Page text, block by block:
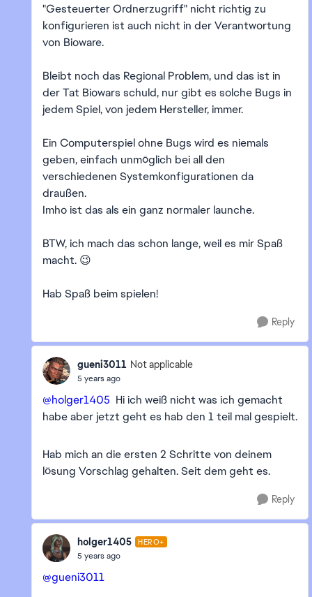
"Gesteuerter Ordnerzugriff" nicht richtig zu
konfigurieren ist auch nicht in der Verantwortung
von Bioware.
Bleibt noch das Regional Problem, und das ist in
der Tat Biowars schuld, nur gibt es solche Bugs in
jedem Spiel, von jedem Hersteller, immer.
Ein Computerspiel ohne Bugs wird es niemals
geben, einfach unmöglich bei all den
verschiedenen Systemkonfigurationen da
draußen.
Imho ist das als ein ganz normaler launche.
BTW, ich mach das schon lange, weil es mir Spaß
macht. 😉
Hab Spaß beim spielen!
Reply
gueni3011 Not applicable
5 years ago
@holger1405 Hi ich weiß nicht was ich gemacht
habe aber jetzt geht es hab den 1 teil mal gespielt.
Hab mich an die ersten 2 Schritte von deinem
lösung Vorschlag gehalten. Seit dem geht es.
Reply
holger1405 HERO+
5 years ago
@gueni3011